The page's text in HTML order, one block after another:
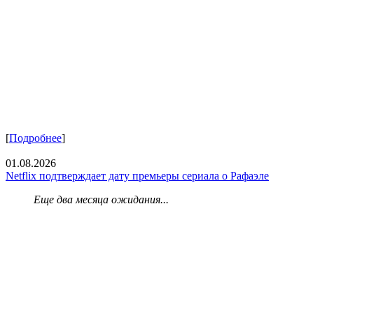
[Подробнее]
01.08.2026
Netflix подтверждает дату премьеры сериала о Рафаэле
Еще два месяца ожидания...